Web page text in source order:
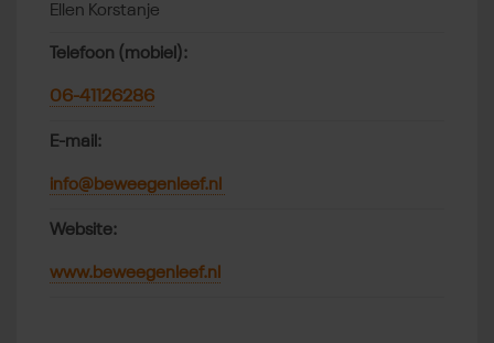
Ellen Korstanje
Telefoon (mobiel):
06-41126286
E-mail:
info@beweegenleef.nl
Website:
www.beweegenleef.nl